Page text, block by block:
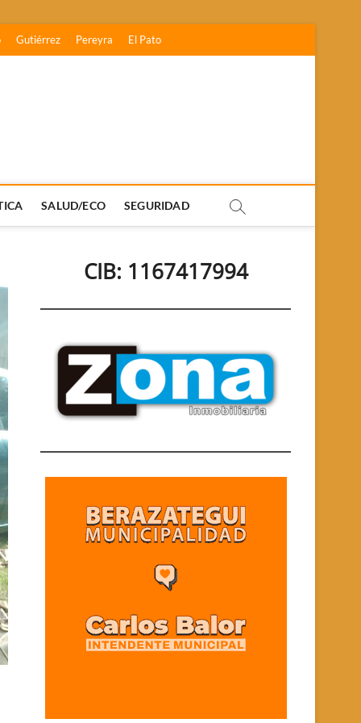
Gutiérrez Pereyra El Pato
SALUD/ECO SEGURIDAD
CIB: 1167417994